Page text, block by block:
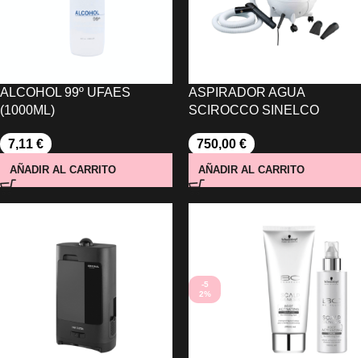
ALCOHOL 99º UFAES
(1000ML)
7,11 €
AÑADIR AL CARRITO
ASPIRADOR AGUA
SCIROCCO SINELCO
750,00 €
AÑADIR AL CARRITO
-5
2%